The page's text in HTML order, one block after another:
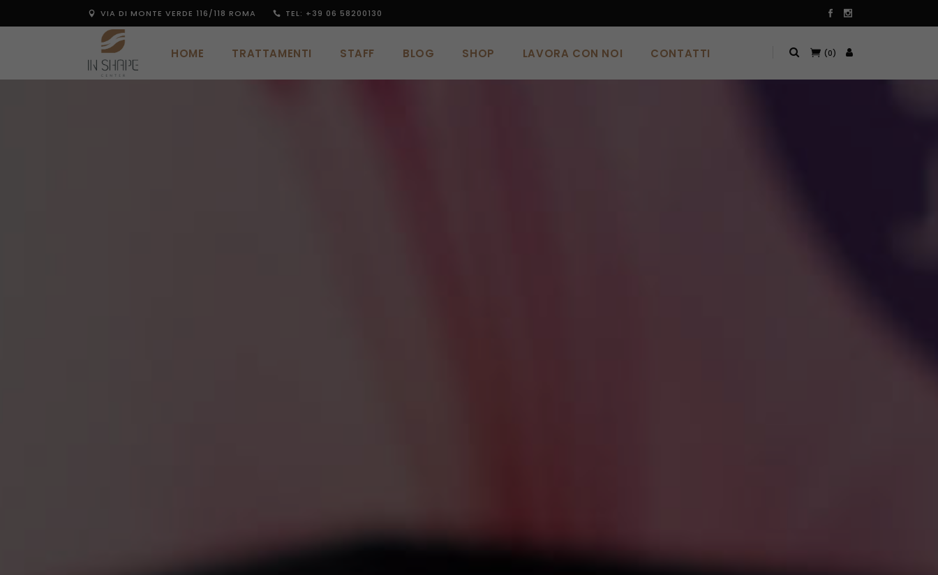
VIA DI MONTE VERDE 116/118 ROMA TEL: +39 06 58200130
HOME TRATTAMENTI STAFF BLOG SHOP LAVORA CON NOI CONTATTI (0)
HOME TRATTAMENTI STAFF (0)